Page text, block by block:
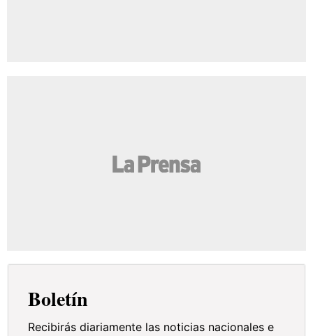
Boletín
Recibirás diariamente las noticias nacionales e